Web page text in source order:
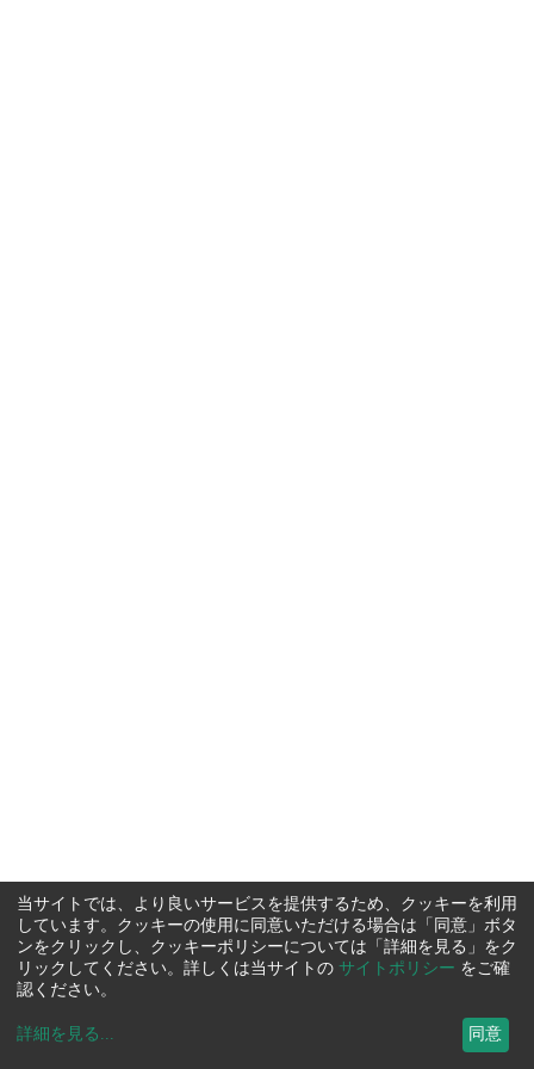
当サイトでは、より良いサービスを提供するため、クッキーを利用
しています。クッキーの使用に同意いただける場合は「同意」ボタ
ンをクリックし、クッキーポリシーについては「詳細を見る」をク
リックしてください。詳しくは当サイトの サイトポリシー をご確
認ください。
詳細を見る ... 同意